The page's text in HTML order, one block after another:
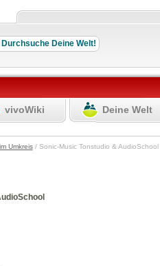
vivoWiki Deine Welt
Umkreis/ Sonic-Music Tonstudio & AudioSchool